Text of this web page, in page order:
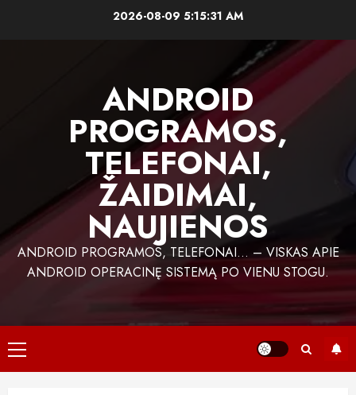
2026-08-09 5:15:31 AM
ANDROID
PROGRAMOS,
TELEFONAI,
ŽAIDIMAI,
NAUJIENOS
ANDROID PROGRAMOS, TELEFONAI… – VISKAS APIE
ANDROID OPERACINĘ SISTEMĄ PO VIENU STOGU.
Primary
Menu